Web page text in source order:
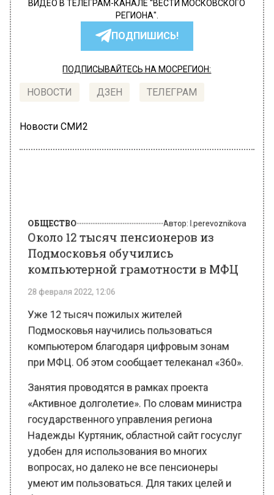
ВИДЕО В ТЕЛЕГРАМ-КАНАЛЕ "ВЕСТИ МОСКОВСКОГО
РЕГИОНА".
ПОДПИШИСЬ!
ПОДПИСЫВАЙТЕСЬ НА МОСРЕГИОН:
НОВОСТИ ДЗЕН ТЕЛЕГРАМ
Новости СМИ2
Подмосковья обучились
компьютерной грамотности в МФЦ
28 февраля 2022, 12:06
Уже 12 тысяч пожилых жителей
Подмосковья научились пользоваться
компьютером благодаря цифровым зонам
при МФЦ. Об этом сообщает телеканал «360».
Занятия проводятся в рамках проекта
«Активное долголетие». По словам министра
государственного управления региона
Надежды Куртяник, областной сайт госуслуг
удобен для использования во многих
вопросах, но далеко не все пенсионеры
умеют им пользоваться. Для таких целей и
были созданы курсы. На них граждан